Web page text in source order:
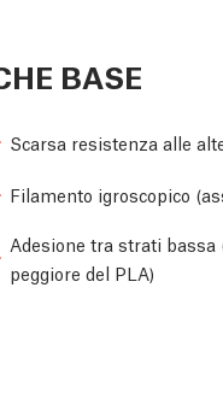
BASE
Scarsa resistenza alle
Filamento igroscopico
Adesione tra strati bassa
peggiore del PLA)